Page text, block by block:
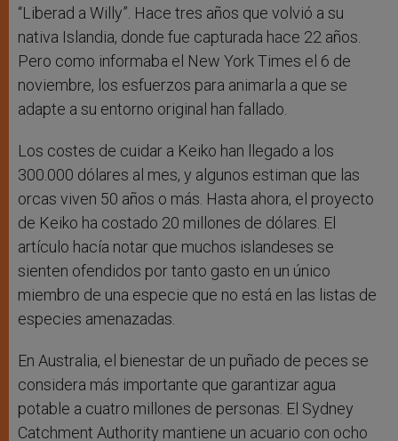
“Liberad a Willy”. Hace tres años que volvió a su
nativa Islandia, donde fue capturada hace 22 años.
Pero como informaba el New York Times el 6 de
noviembre, los esfuerzos para animarla a que se
adapte a su entorno original han fallado.
Los costes de cuidar a Keiko han llegado a los
300.000 dólares al mes, y algunos estiman que las
orcas viven 50 años o más. Hasta ahora, el proyecto
de Keiko ha costado 20 millones de dólares. El
artículo hacía notar que muchos islandeses se
sienten ofendidos por tanto gasto en un único
miembro de una especie que no está en las listas de
especies amenazadas.
En Australia, el bienestar de un puñado de peces se
considera más importante que garantizar agua
potable a cuatro millones de personas. El Sydney
Catchment Authority mantiene un acuario con ocho